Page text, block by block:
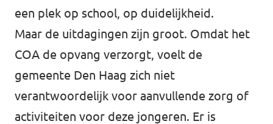
een plek op school, op duidelijkheid.
Maar de uitdagingen zijn groot. Omdat het
COA de opvang verzorgt, voelt de
gemeente Den Haag zich niet
verantwoordelijk voor aanvullende zorg of
activiteiten voor deze jongeren. Er is